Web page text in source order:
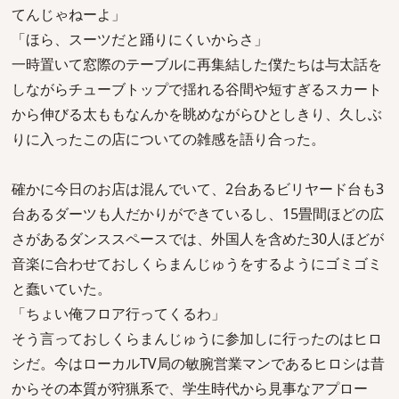
てんじゃねーよ」
「ほら、スーツだと踊りにくいからさ」
一時置いて窓際のテーブルに再集結した僕たちは与太話を
しながらチューブトップで揺れる谷間や短すぎるスカート
から伸びる太ももなんかを眺めながらひとしきり、久しぶ
りに入ったこの店についての雑感を語り合った。
確かに今日のお店は混んでいて、2台あるビリヤード台も3
台あるダーツも人だかりができているし、15畳間ほどの広
さがあるダンススペースでは、外国人を含めた30人ほどが
音楽に合わせておしくらまんじゅうをするようにゴミゴミ
と蠢いていた。
「ちょい俺フロア行ってくるわ」
そう言っておしくらまんじゅうに参加しに行ったのはヒロ
シだ。今はローカルTV局の敏腕営業マンであるヒロシは昔
からその本質が狩猟系で、学生時代から見事なアプロー